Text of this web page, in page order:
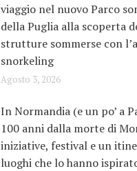
viaggio nel nuovo Parco
della Puglia alla scoperta
strutture sommerse con
snorkeling
Agosto 3, 2026
In Normandia (e un po’ a
100 anni dalla morte di
iniziative, festival e un
luoghi che lo hanno